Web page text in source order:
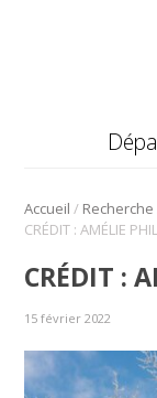
Accueil / Recherche
CRÉDIT : AMÉLIE
CRÉDIT :
15 février 2022